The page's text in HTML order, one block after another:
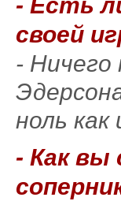
- Есть
своей
-
ноль
- Как вы